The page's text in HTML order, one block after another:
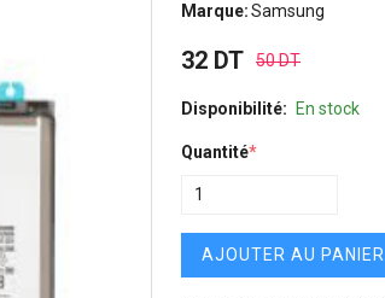
Marque:Samsung
32 DT 50 DT
Disponibilité: En stock
Quantité*
AJOUTER AU PANIER